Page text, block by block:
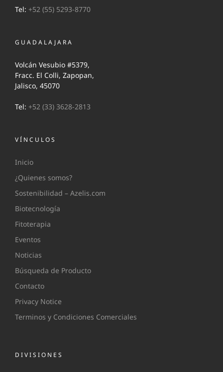
Tel: +52 (55) 5293-8770
GUADALAJARA
Volcán Vesubio #5379,
Fracc. El Colli, Zapopan,
Jalisco, 45070
Tel: +52 (33) 3628-2813
VÍNCULOS
Inicio
¿Quienes somos?
Sostenibilidad – Azelis.com
Biotecnología
Fitoterapia
Eventos
Noticias
Búsqueda de Producto
Contacto
Privacy Notice
Terminos y Condiciones Comerciales
DIVISIONES